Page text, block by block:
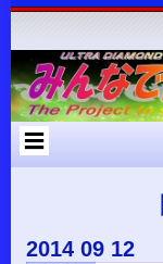
2014 09 12